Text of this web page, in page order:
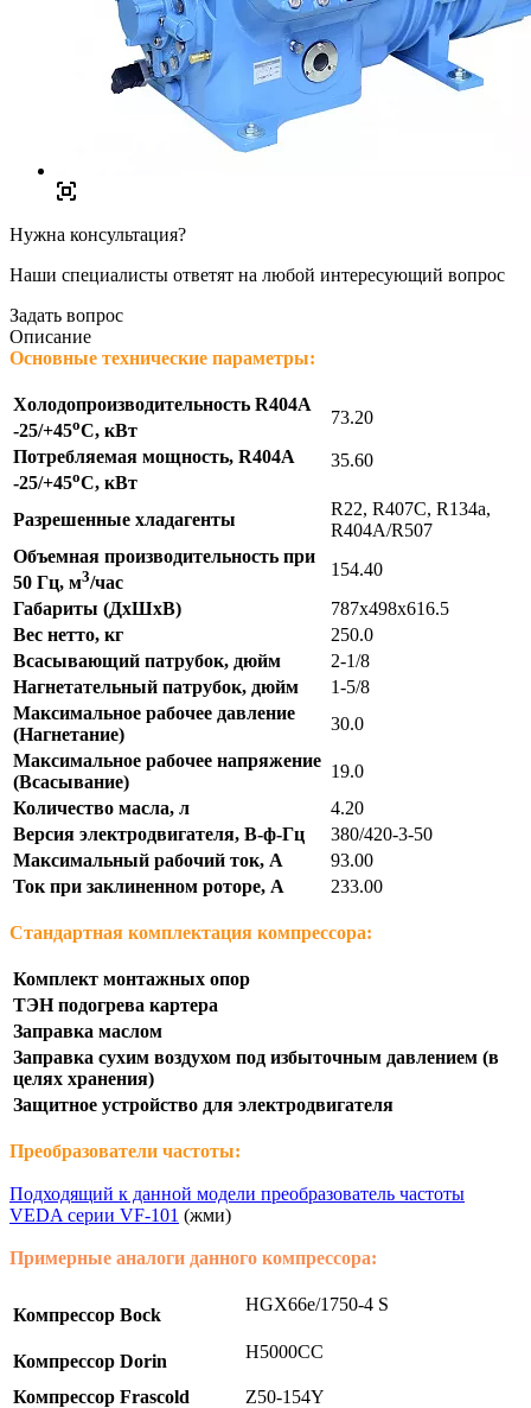
Нужна консультация?
Наши специалисты ответят на любой интересующий вопрос
Задать вопрос
Описание
Основные технические параметры:
Холодопроизводительность R404A
-25/+45оC, кВт
73.20
Потребляемая мощность, R404A
-25/+45оС, кВт
35.60
Разрешенные хладагенты
R22, R407C, R134a,
R404A/R507
Объемная производительность при
50 Гц, м3/час
154.40
Габариты (ДхШхВ)
787x498x616.5
Вес нетто, кг
250.0
Всасывающий патрубок, дюйм
2-1/8
Нагнетательный патрубок, дюйм
1-5/8
Максимальное рабочее давление
(Нагнетание)
30.0
Максимальное рабочее напряжение
(Всасывание)
19.0
Количество масла, л
4.20
Версия электродвигателя, В-ф-Гц
380/420-3-50
Максимальный рабочий ток, А
93.00
Ток при заклиненном роторе, А
233.00
Стандартная комплектация компрессора:
Комплект монтажных опор
ТЭН подогрева картера
Заправка маслом
Заправка сухим воздухом под избыточным давлением (в
целях хранения)
Защитное устройство для электродвигателя
Преобразователи частоты:
Подходящий к данной модели преобразователь частоты
VEDA серии VF-101 (жми)
Примерные аналоги данного компрессора:
Компрессор Bock
HGX66e/1750-4 S
Компрессор Dorin H5000CC
Компрессор Frascold
Z50-154Y